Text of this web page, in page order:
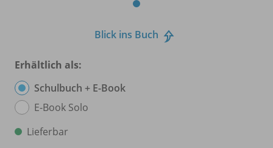
Blick ins Buch
Erhältlich als:
Schulbuch + E-Book
E-Book Solo
Lieferbar